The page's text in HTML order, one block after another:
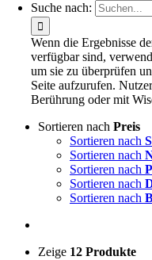
Suche nach:
Wenn die Ergebnisse
verfügbar sind,
um sie zu überprüfen
Seite aufzurufen.
Berührung oder mit
Sortieren nach Preis
Sortieren nach
Sortieren nach
Sortieren nach
Sortieren nach
Sortieren nach
Zeige 12 Produkte